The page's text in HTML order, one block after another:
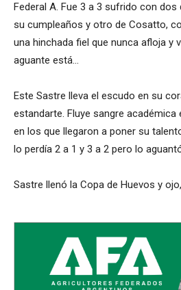
Federal A. Fue 3 a 3 sufrido con dos
su cumpleaños y otro de Cosatto,
una hinchada fiel que nunca afloja y
aguante está…
Este Sastre lleva el escudo en su
estandarte. Fluye sangre
en los que llegaron a poner su
lo perdía 2 a 1 y 3 a 2 pero lo
Sastre llenó la Copa de Huevos y